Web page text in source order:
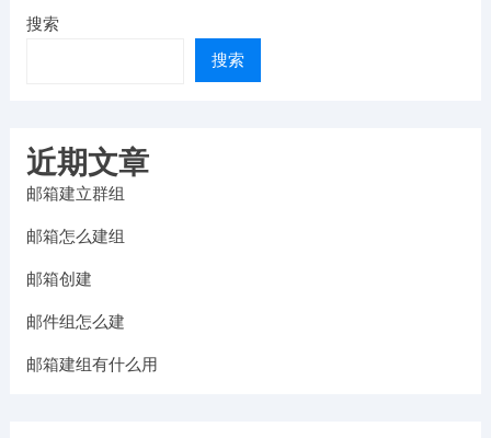
搜索
搜索
近期文章
邮箱建立群组
邮箱怎么建组
邮箱创建
邮件组怎么建
邮箱建组有什么用